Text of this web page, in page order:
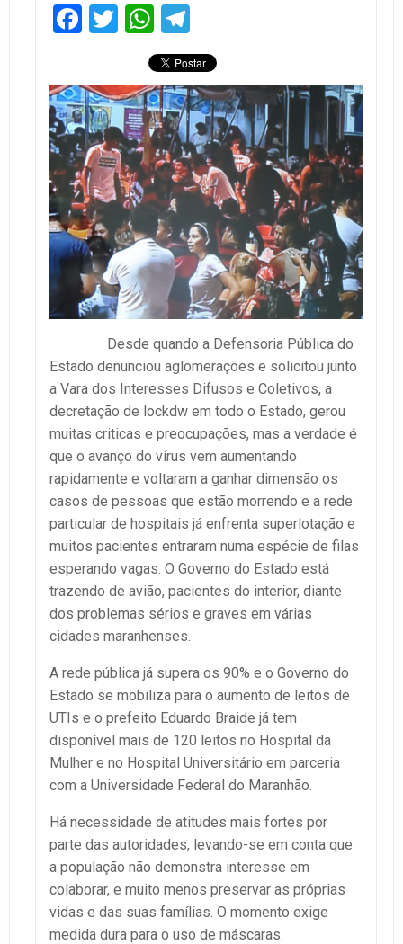
Facebook
TwitterWhatsApp
Desde quando a Defensoria Pública do
Estado denunciou aglomerações e solicitou junto
a Vara dos Interesses Difusos e Coletivos, a
decretação de lockdw em todo o Estado, gerou
muitas criticas e preocupações, mas a verdade é
que o avanço do vírus vem aumentando
rapidamente e voltaram a ganhar dimensão os
casos de pessoas que estão morrendo e a rede
particular de hospitais já enfrenta superlotação e
muitos pacientes entraram numa espécie de filas
esperando vagas. O Governo do Estado está
trazendo de avião, pacientes do interior, diante
dos problemas sérios e graves em várias
cidades maranhenses.
A rede pública já supera os 90% e o Governo do
Estado se mobiliza para o aumento de leitos de
UTIs e o prefeito Eduardo Braide já tem
disponível mais de 120 leitos no Hospital da
Mulher e no Hospital Universitário em parceria
com a Universidade Federal do Maranhão.
Há necessidade de atitudes mais fortes por
parte das autoridades, levando-se em conta que
a população não demonstra interesse em
colaborar, e muito menos preservar as próprias
vidas e das suas famílias. O momento exige
medida dura para o uso de máscaras.